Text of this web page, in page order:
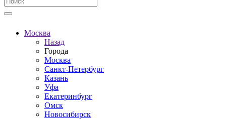
Москва
Назад
Города
Москва
Санкт-Петербург
Казань
Уфа
Екатеринбург
Омск
Новосибирск